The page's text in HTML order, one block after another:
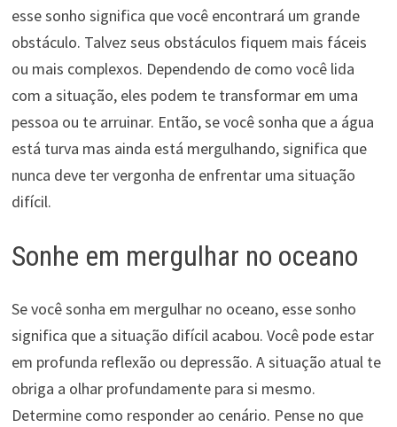
esse sonho significa que você encontrará um grande
obstáculo. Talvez seus obstáculos fiquem mais fáceis
ou mais complexos. Dependendo de como você lida
com a situação, eles podem te transformar em uma
pessoa ou te arruinar. Então, se você sonha que a água
está turva mas ainda está mergulhando, significa que
nunca deve ter vergonha de enfrentar uma situação
difícil.
Sonhe em mergulhar no oceano
Se você sonha em mergulhar no oceano, esse sonho
significa que a situação difícil acabou. Você pode estar
em profunda reflexão ou depressão. A situação atual te
obriga a olhar profundamente para si mesmo.
Determine como responder ao cenário. Pense no que